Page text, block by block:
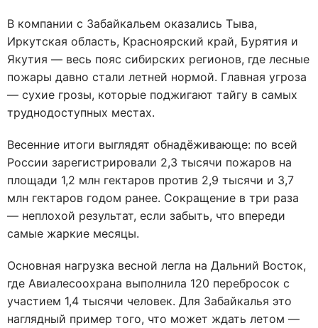
В компании с Забайкальем оказались Тыва,
Иркутская область, Красноярский край, Бурятия и
Якутия — весь пояс сибирских регионов, где лесные
пожары давно стали летней нормой. Главная угроза
— сухие грозы, которые поджигают тайгу в самых
труднодоступных местах.
Весенние итоги выглядят обнадёживающе: по всей
России зарегистрировали 2,3 тысячи пожаров на
площади 1,2 млн гектаров против 2,9 тысячи и 3,7
млн гектаров годом ранее. Сокращение в три раза
— неплохой результат, если забыть, что впереди
самые жаркие месяцы.
Основная нагрузка весной легла на Дальний Восток,
где Авиалесоохрана выполнила 120 перебросок с
участием 1,4 тысячи человек. Для Забайкалья это
наглядный пример того, что может ждать летом —